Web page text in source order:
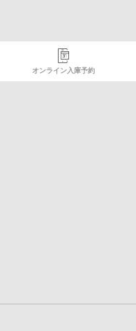
オンライン入庫予約